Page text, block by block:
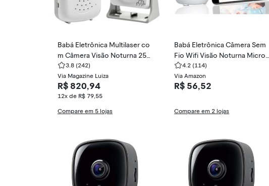
Babá Eletrônica Multilaser co
m Câmera Visão Noturna 250
metros BB126
3.8 (242)
Via Magazine Luiza
R$ 820,94
12x de R$ 79,55
Compare em 5 lojas
Babá Eletrônica Câmera Sem
Fio Wifi Visão Noturna Microf
one4.2 (114)
Via Amazon
R$ 56,52
Compare em 2 lojas